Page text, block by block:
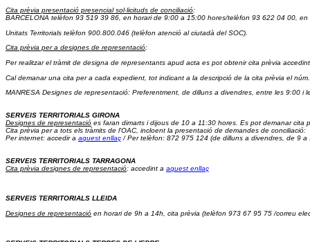
Cita prèvia presentació presencial sol·licituds de conciliació:
BARCELONA telèfon 93 519 39 86 , en horari de 9:00 a 15:00 hores/telèfon 93 622 04 00,
Unitats Territorials telèfon 900.800.046 (telèfon atenció al ciutadà del SOC).
Cita prèvia per a designes de representació:
Per realitzar el tràmit de designa de representants apud acta es pot obtenir cita prèvia
Cal demanar una cita per a cada expedient, tot indicant a la descripció de la cita prèvia el
MANRESA Designes de representació: Preferentment, de dilluns a divendres, entre les 9:00 i
SERVEIS TERRITORIALS GIRONA
Designes de representació es faran dimarts i dijous de 10 a 11:30 hores. Es pot demanar cita
Cita prèvia per a tots els tràmits de l'OAC, incloent la presentació de demandes de conciliació:
Per internet: accedir a aquest enllaç / Per telèfon: 872 975 124 (de dilluns a divendres, de 9
SERVEIS TERRITORIALS TARRAGONA
Cita prèvia designes de representació: accedint a aquest enllaç
SERVEIS TERRITORIALS LLEIDA
Designes de representació en horari de 9h a 14h, cita prèvia (telèfon 973 67 95 75 /correu